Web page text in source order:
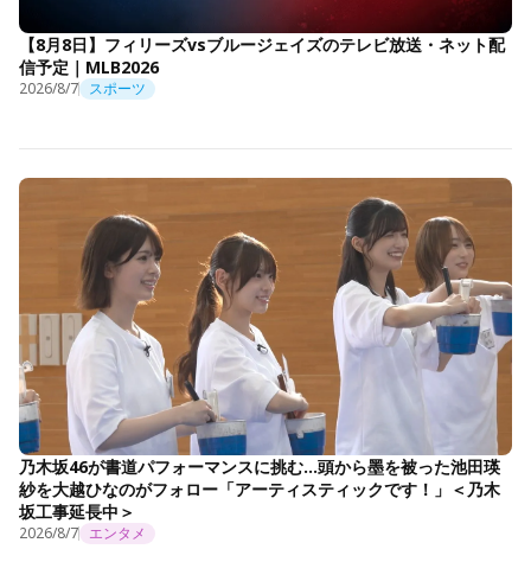
【8月8日】フィリーズvsブルージェイズのテレビ放送・ネット配
信予定｜MLB2026
2026/8/7 スポーツ
乃木坂46が書道パフォーマンスに挑む…頭から墨を被った池田瑛
紗を大越ひなのがフォロー「アーティスティックです！」＜乃木
坂工事延長中＞
2026/8/7 エンタメ